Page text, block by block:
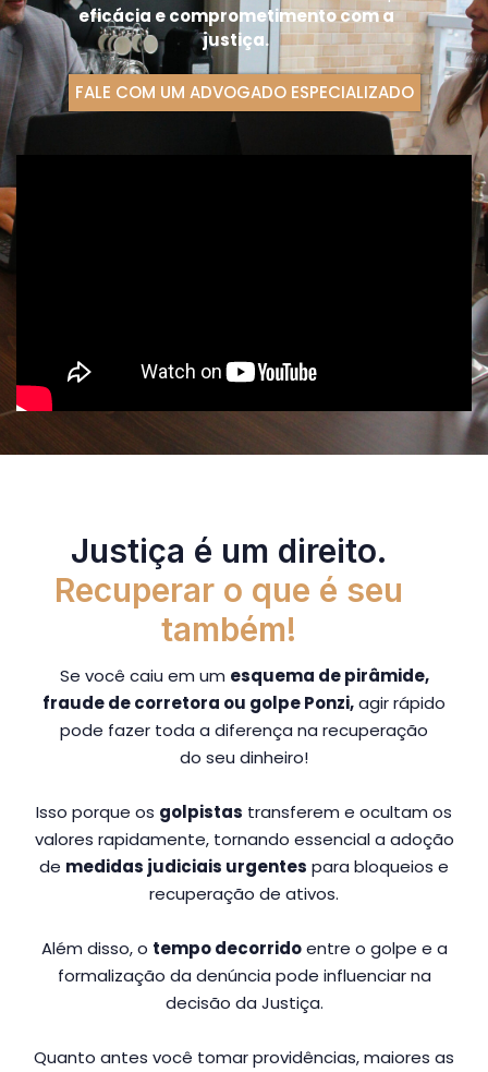
eficácia e comprometimento com a
justiça.
FALE COM UM ADVOGADO ESPECIALIZADO
Justiça é um direito.
Recuperar o que é seu
também!
Se você caiu em um esquema de pirâmide,
fraude de corretora ou golpe Ponzi,agir rápido
pode fazer toda a diferença na recuperação
do seu dinheiro!
Isso porque os golpistas transferem e ocultam os
valores rapidamente, tornando essencial a adoção
de medidas judiciais urgentes para bloqueios e
recuperação de ativos.
Além disso, o tempo decorridoentre o golpe e a
formalização da denúncia pode influenciar na
decisão da Justiça.
Quanto antes você tomar providências, maiores as